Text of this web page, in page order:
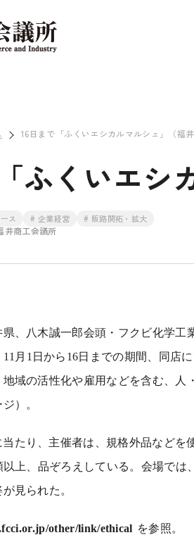
16日まで「ふくいエシカルマルシェ」（福井
ふくいエシ
ス # 企業経営 # 販路開拓・拡大
井商工会議所
、八木誠一郎会頭・フクビ化学工
11 月 1 日から 16日までの期間、同店
域の活性化や雇用などを含む、
）。
たり、主催者は、規格外品など
以上、品ぞろえしている。会場では
見られた。
other/link/ethical を参照。